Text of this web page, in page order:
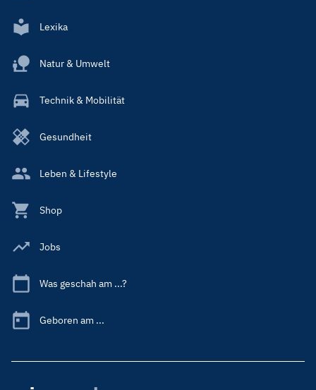
Lexika
Natur & Umwelt
Technik & Mobilität
Gesundheit
Leben & Lifestyle
Shop
Jobs
Was geschah am ...?
Geboren am ...